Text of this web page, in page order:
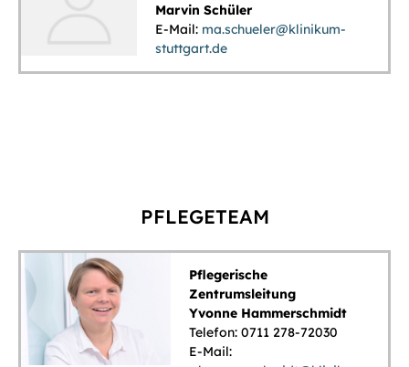
Marvin Schüler
E-Mail: ma.schueler@klinikum-
stuttgart.de
PFLEGETEAM
Pflegerische
Zentrumsleitung
Yvonne Hammerschmidt
Telefon: 0711 278-72030
E-Mail: